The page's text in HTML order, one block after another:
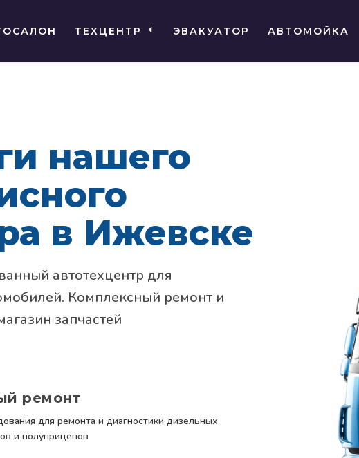
ТЕХЦЕНТР ЭВАКУАТОР АВТОМОЙКА
нашего
в Ижевске
автотехцентр для
Комплексный ремонт и
запчастей
ремонт
для ремонта и диагностики дизельных
и полуприцепов